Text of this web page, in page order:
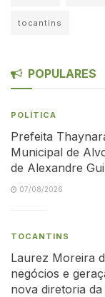
tocantins
POPULARES
POLÍTICA
Prefeita
Municipal de
de Alexandre
07/08/2026
TOCANTINS
Laurez Moreira
negócios e
nova diretoria